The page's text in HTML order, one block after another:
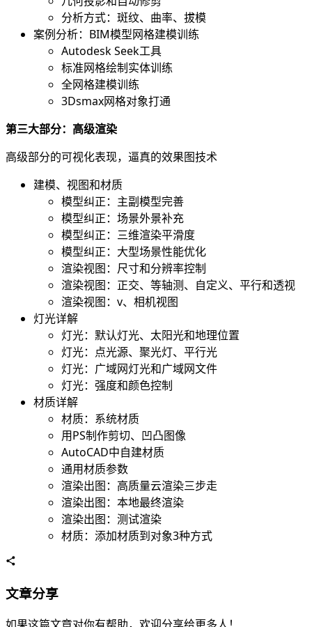
分析方式：斑纹、曲率、拔模
案例分析：BIM模型网格建模训练
Autodesk Seek工具
标准网格绘制实体训练
全网格建模训练
3Dsmax网格对象打通
第三大部分：高级渲染
高级部分的可视化表现，逼真的效果图技术
建模、视图和材质
模型纠正：主副模型完善
模型纠正：场景外景补充
模型纠正：三维渲染平滑度
模型纠正：大型场景性能优化
渲染视图：尺寸和分辨率控制
渲染视图：正交、等轴测、自定义、平行和透视
渲染视图：v、相机视图
灯光详解
灯光：默认灯光、太阳光和地理位置
灯光：点光源、聚光灯、平行光
灯光：广域网灯光和广域网文件
灯光：强度和颜色控制
材质详解
材质：系统材质
用PS制作剪切、凹凸图像
AutoCAD中自建材质
通用材质参数
渲染出图：高质量云渲染三步走
渲染出图：本地最终渲染
渲染出图：测试渲染
材质：添加材质到对象3种方式
文章分享